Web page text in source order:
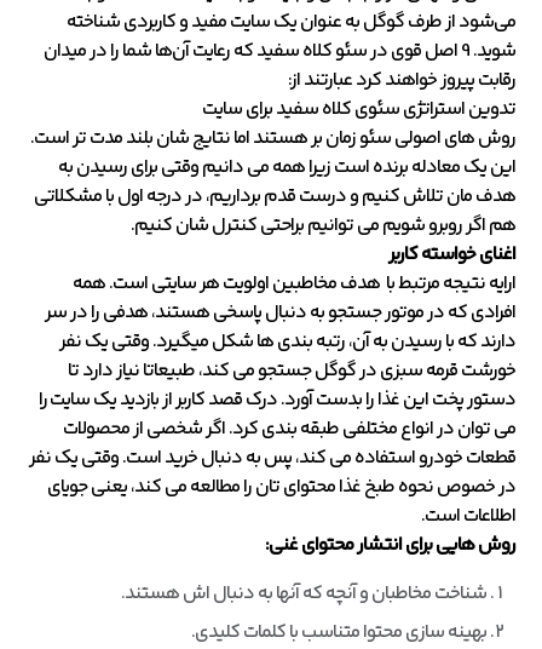
می‌شود از طرف گوگل به عنوان یک سایت مفید و کاربردی شناخته
شوید. 9 اصل قوی در سئو کلاه سفید که رعایت آن‌ها شما را در میدان
رقابت پیروز خواهند کرد عبارتند از:
تدوین استراتژی سئوی کلاه سفید برای سایت
روش های اصولی سئو زمان بر هستند اما نتایج شان بلند مدت تر است.
این یک معادله برنده است زیرا همه می دانیم وقتی برای رسیدن به
هدف مان تلاش کنیم و درست قدم برداریم، در درجه اول با مشکلاتی
هم اگر روبرو شویم می توانیم براحتی کنترل شان کنیم.
اغنای خواسته کاربر
ارایه نتیجه مرتبط با هدف مخاطبین اولویت هر سایتی است. همه
افرادی که در موتور جستجو به دنبال پاسخی هستند، هدفی را در سر
دارند که با رسیدن به آن، رتبه بندی ها شکل میگیرد. وقتی یک نفر
خورشت قرمه سبزی در گوگل جستجو می کند، طبیعاتا نیاز دارد تا
دستور پخت این غذا را بدست آورد. درک قصد کاربر از بازدید یک سایت را
می توان در انواع مختلفی طبقه بندی کرد. اگر شخصی از محصولات
قطعات خودرو استفاده می کند، پس به دنبال خرید است. وقتی یک نفر
در خصوص نحوه طبخ غذا محتوای تان را مطالعه می کند، یعنی جویای
اطلاعات است.
روش هایی برای انتشار محتوای غنی:
شناخت مخاطبان و آنچه که آنها به دنبال اش هستند.
بهینه سازی محتوا متناسب با کلمات کلیدی.